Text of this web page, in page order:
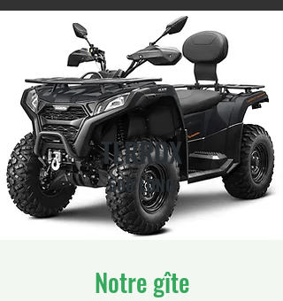
TERROX
500 LONG
Notre gîte